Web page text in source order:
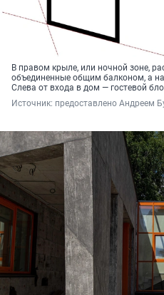
В правом крыле, или ночной зоне,
объединенные общим балконом, а
Слева от входа в дом — гостевой
Источник: предоставлено Андреем